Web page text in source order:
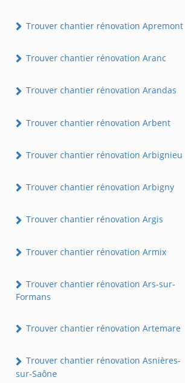
Trouver chantier rénovation Apremont
Trouver chantier rénovation Aranc
Trouver chantier rénovation Arandas
Trouver chantier rénovation Arbent
Trouver chantier rénovation Arbignieu
Trouver chantier rénovation Arbigny
Trouver chantier rénovation Argis
Trouver chantier rénovation Armix
Trouver chantier rénovation Ars-sur-
Formans
Trouver chantier rénovation Artemare
Trouver chantier rénovation Asnières-
sur-Saône